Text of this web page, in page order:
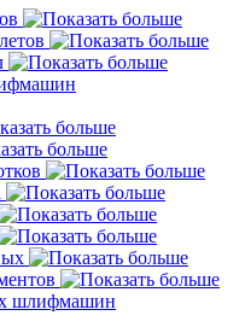
шлифмашин